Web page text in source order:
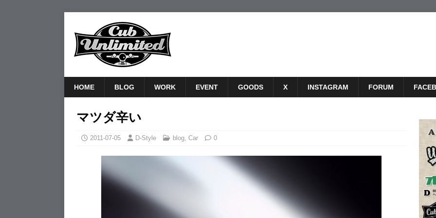
HOME BLOG WORK EVENT GOODS X INSTAGRAM FORUM
マツダ辛い
2011-07-05 D-Style blog, Car 0